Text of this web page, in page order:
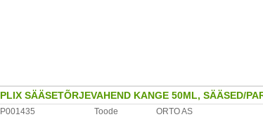
PLIX SÄÄSETÕRJEVAHEND KANGE 50ML, SÄÄSED/
P001435 Toode ORTO AS